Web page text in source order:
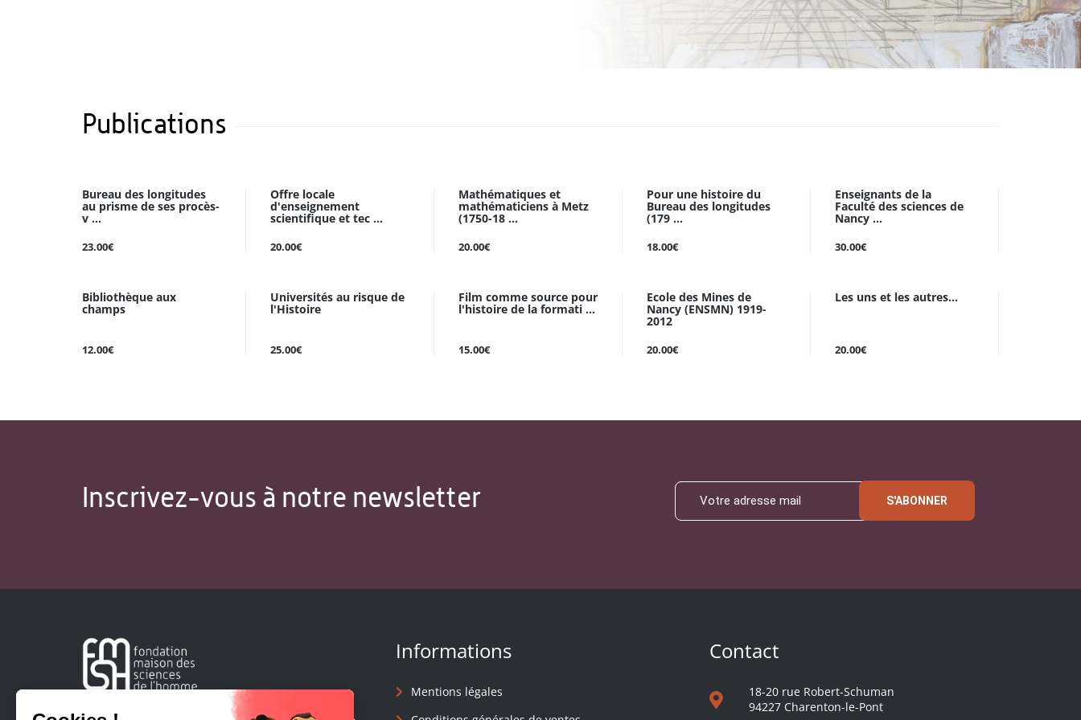
Publications
Bureau des longitudes
au prisme de ses procès-
v ...
23.00€
Offre locale
d'enseignement
scientifique et tec ...
20.00€
Mathématiques et
mathématiciens à Metz
(1750-18 ...
20.00€
Pour une histoire du
Bureau des longitudes
(179 ...
18.00€
Enseignants de la
Faculté des sciences de
Nancy ...
30.00€
Bibliothèque aux
champs
12.00€
Universités au risque de
l'Histoire
25.00€
Film comme source pour
l'histoire de la formati ...
15.00€
Ecole des Mines de
Nancy (ENSMN) 1919-
2012
20.00€
Les uns et les autres...
20.00€
Inscrivez-vous à notre newsletter S'ABONNER
Informations
Mentions légales
Contact
18-20 rue Robert-Schuman
94227 Charenton-le-Pont